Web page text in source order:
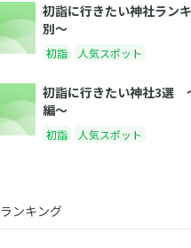
初詣に行きたい神社ラン
別〜
初詣 人気スポット
初詣に行きたい神社3選
編〜
初詣 人気スポット
ンキング